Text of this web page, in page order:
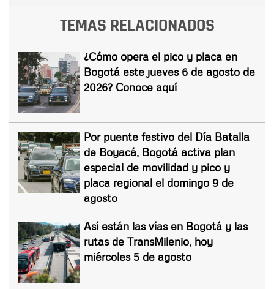
TEMAS RELACIONADOS
¿Cómo opera el pico y placa en
Bogotá este jueves 6 de agosto de
2026? Conoce aquí
Por puente festivo del Día Batalla
de Boyacá, Bogotá activa plan
especial de movilidad y pico y
placa regional el domingo 9 de
agosto
Así están las vías en Bogotá y las
rutas de TransMilenio, hoy
miércoles 5 de agosto